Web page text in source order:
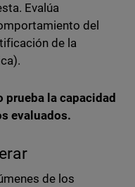
Evalúa
del
de la
prueba la capacidad
evaluados.
de los